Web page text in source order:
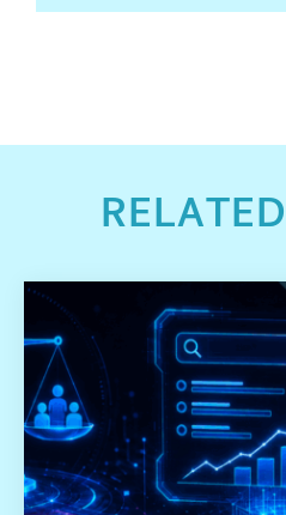
RELATED